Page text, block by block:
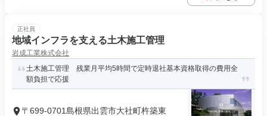
正社員
地域インフラを支える土木施工管理
岩成工業株式会社
土木施工管理 残業月平均5時間で定時退社基本資格取得の費用全
額負担で応援
〒699-0701島根県出雲市大社町杵築東